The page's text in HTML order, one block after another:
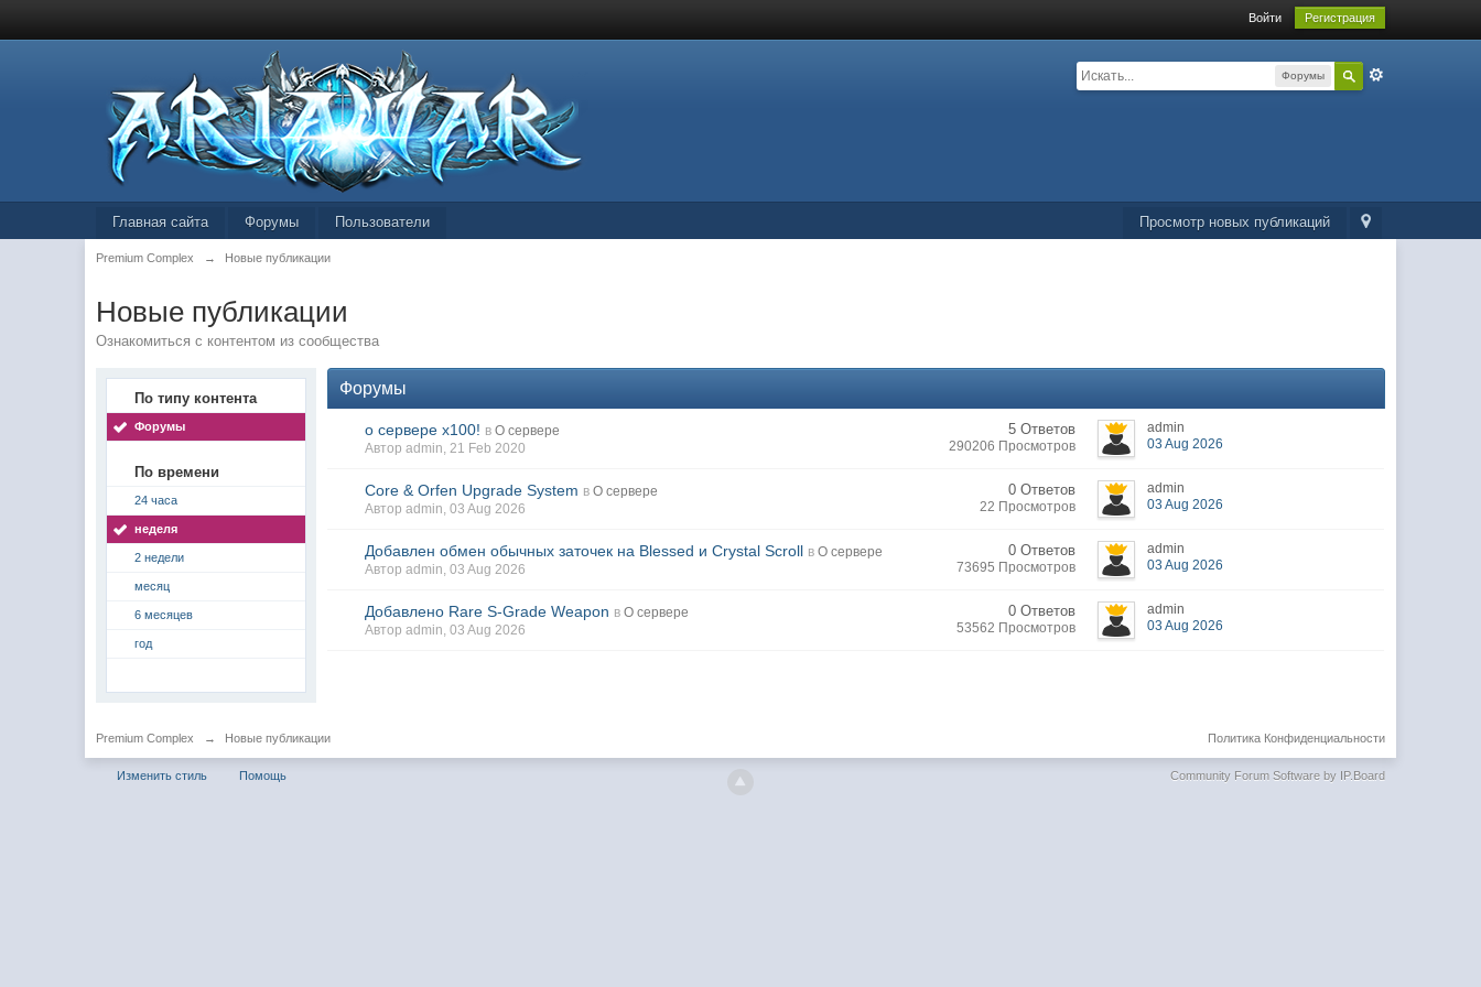
Войти Регистрация
Форумы
Просмотр новых публикаций
Главная сайта Форумы Пользователи
Premium Complex → Новые публикации
Новые публикации
Ознакомиться с контентом из сообщества
По типу контента
Форумы
По времени
24 часа
неделя
2 недели
месяц
6 месяцев
год
Форумы
о сервере x100! в О сервере
Автор admin, 21 Feb 2020
5 Ответов
290206 Просмотров
admin
03 Aug 2026
Core & Orfen Upgrade System в О сервере
Автор admin, 03 Aug 2026
0 Ответов
22 Просмотров
admin
03 Aug 2026
Добавлен обмен обычных заточек на Blessed и Crystal Scroll в О сервере
Автор admin, 03 Aug 2026
0 Ответов
73695 Просмотров
admin
03 Aug 2026
Добавлено Rare S-Grade Weapon в О сервере
Автор admin, 03 Aug 2026
0 Ответов
53562 Просмотров
admin
03 Aug 2026
Premium Complex → Новые публикации Политика Конфиденциальности
Изменить стиль Помощь Community Forum Software by IP.Board